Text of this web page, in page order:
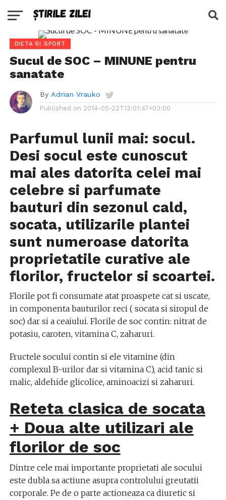
DIETA SI SPORT
Sucul de SOC – MINUNE pentru
sanatate
By Adrian Vrauko
Published on 2014-05-22T13:01:47+03:00
Parfumul lunii mai: socul.
Desi socul este cunoscut
mai ales datorita celei mai
celebre si parfumate
bauturi din sezonul cald,
socata, utilizarile plantei
sunt numeroase datorita
proprietatile curative ale
florilor, fructelor si scoartei.
Florile pot fi consumate atat proaspete cat si uscate,
in componenta bauturilor reci ( socata si siropul de
soc) dar si a ceaiului. Florile de soc contin: nitrat de
potasiu, caroten, vitamina C, zaharuri.
Fructele socului contin si ele vitamine (din
complexul B-urilor dar si vitamina C), acid tanic si
malic, aldehide glicolice, aminoacizi si zaharuri.
Reteta clasica de socata
+ Doua alte utilizari ale
florilor de soc
Dintre cele mai importante proprietati ale socului
este dubla sa actiune asupra controlului greutatii
corporale. Pe de o parte actioneaza ca diuretic si